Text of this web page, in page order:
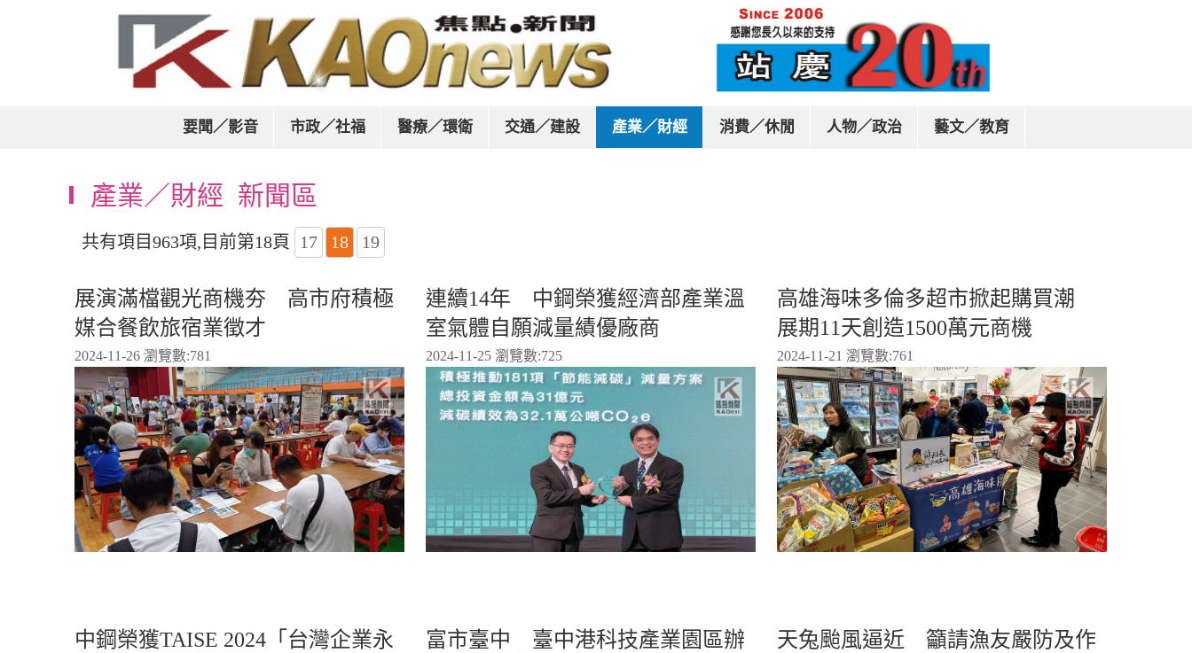
要聞／影音 市政／社福 醫療／環衛 交通／建設 產業／財經 消費／休閒 人物／政治 藝文／教育
產業／財經 新聞區
共有項目963項,目前第18頁 17 18 19
展演滿檔觀光商機夯 高市府積極
媒合餐飲旅宿業徵才
2024-11-26 瀏覽數:781
連續14年 中鋼榮獲經濟部產業溫
室氣體自願減量績優廠商
2024-11-25 瀏覽數:725
高雄海味多倫多超市掀起購買潮
展期11天創造1500萬元商機
2024-11-21 瀏覽數:761
中鋼榮獲TAISE 2024「台灣企業永
富市臺中 臺中港科技產業園區辦
天兔颱風逼近 籲請漁友嚴防及作